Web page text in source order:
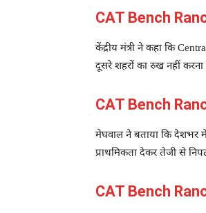
CAT Bench
केंद्रीय मंत्री ने कहा कि
दूसरे शहरों का रुख नहीं करना
CAT Bench
मेघवाल ने बताया कि देशभर
प्राथमिकता देकर तेजी से
CAT Bench